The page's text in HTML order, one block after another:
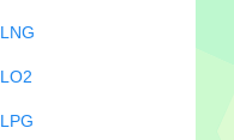
LNG
LO2
LPG